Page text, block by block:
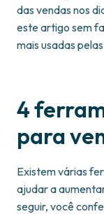
das vendas nos
este artigo sem
mais usadas
4
para
Existem várias
ajudar a
seguir, você